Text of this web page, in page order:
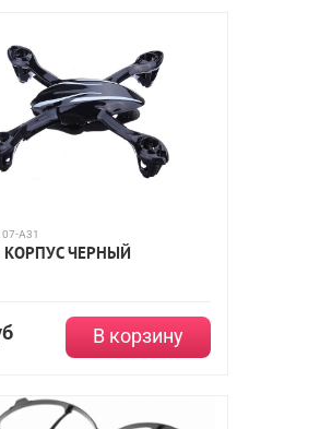
A31
КОРПУС ЧЕРНЫЙ
В корзину